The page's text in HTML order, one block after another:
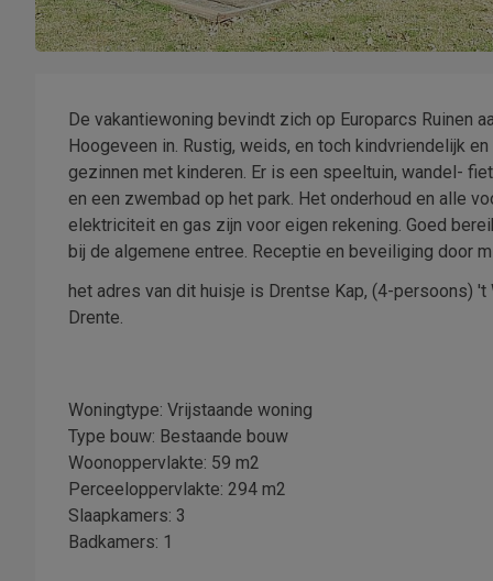
De vakantiewoning bevindt zich op Europarcs Ruinen
Hoogeveen in. Rustig, weids, en toch kindvriendelijk
gezinnen met kinderen. Er is een speeltuin, wandel-
en een zwembad op het park. Het onderhoud en alle
elektriciteit en gas zijn voor eigen rekening. Goed
bij de algemene entree. Receptie en beveiliging door
het adres van dit huisje is Drentse Kap, (4-persoons)
Drente.
Woningtype: Vrijstaande woning
Type bouw: Bestaande bouw
Woonoppervlakte: 59 m2
Perceeloppervlakte: 294 m2
Slaapkamers: 3
Badkamers: 1